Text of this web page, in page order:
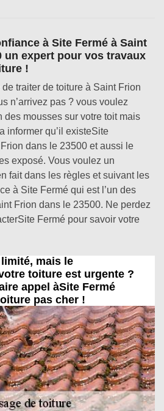
à Site Fermé à Saint
un expert pour vos travaux
!
traiter de toiture à Saint Frion
n’arrivez pas ? vous voulez
mousses sur votre toit mais
informer qu’il existeSite
dans le 23500 et aussi le
exposé. Vous voulez un
fait dans les règles et suivant les
à Site Fermé qui est l’un des
Frion dans le 23500. Ne perdez
Fermé pour savoir votre
mais le
toiture est urgente ?
appel àSite Fermé
pas cher !